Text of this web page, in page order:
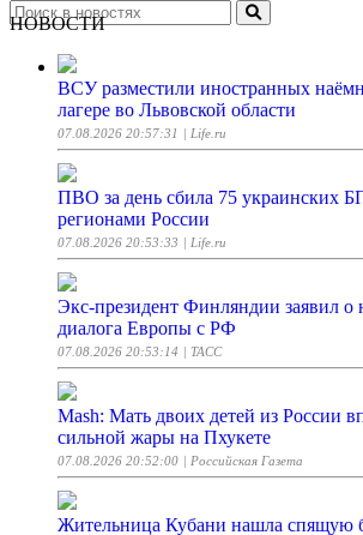
НОВОСТИ
ВСУ разместили иностранных
лагере во Львовской области
07.08.2026 20:57:31 | Life.ru
ПВО за день сбила 75 украинских
регионами России
07.08.2026 20:53:33 | Life.ru
Экс-президент Финляндии заявил о
диалога Европы с РФ
07.08.2026 20:53:14 | ТАСС
Mash: Мать двоих детей из России
сильной жары на Пхукете
07.08.2026 20:52:00 | Российская Газета
Жительница Кубани нашла спящую